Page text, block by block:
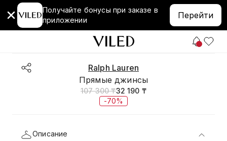
Получайте бонусы при заказе в
приложении
Перейти
Ralph Lauren
Прямые джинсы
107 300 ₸32 190 ₸
-70%
Описание